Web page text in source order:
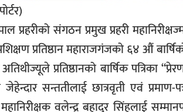
प्रहरीको संगठन प्रमुख प्रहरी
प्रशिक्षण प्रतिष्ठान महाराजगंजको ६४ औं
प्रतिष्ठानको बार्षिक पत्रिका
जेहेन्दार सन्ततीलाई छात्रवृती एवं
महानिरीक्षक वलेन्द्र बहादुर सिंहलाई